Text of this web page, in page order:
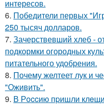
интересов.
6. Победители первых
250 тысяч долларов.
7. Зачерствевший хлеб -
подкормки огородных
питательного удобрения.
8. Почему желтеет лук и
"Оживить".
9. В Рoccию пpишли